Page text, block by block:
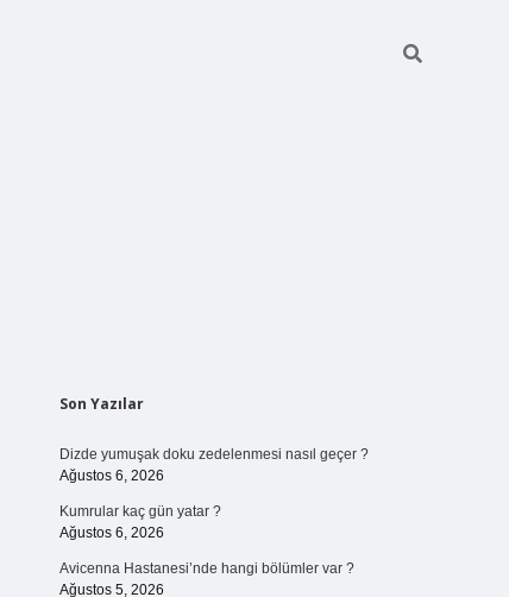
Sidebar
Son Yazılar
Dizde yumuşak doku zedelenmesi nasıl geçer ?
Ağustos 6, 2026
Kumrular kaç gün yatar ?
Ağustos 6, 2026
Avicenna Hastanesi’nde hangi bölümler var ?
Ağustos 5, 2026